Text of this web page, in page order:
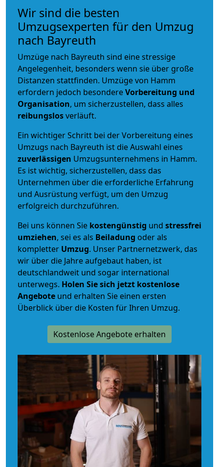
Wir sind die besten
Umzugsexperten für den Umzug
nach Bayreuth
Umzüge nach Bayreuth sind eine stressige
Angelegenheit, besonders wenn sie über große
Distanzen stattfinden. Umzüge von Hamm
erfordern jedoch besondereVorbereitung und
Organisation, um sicherzustellen, dass alles
reibungslosverläuft.
Ein wichtiger Schritt bei der Vorbereitung eines
Umzugs nach Bayreuth ist die Auswahl eines
zuverlässigen Umzugsunternehmens in Hamm.
Es ist wichtig, sicherzustellen, dass das
Unternehmen über die erforderliche Erfahrung
und Ausrüstung verfügt, um den Umzug
erfolgreich durchzuführen.
Bei uns können Sie kostengünstig und stressfrei
umziehen, sei es als Beiladung oder als
kompletter Umzug. Unser Partnernetzwerk, das
wir über die Jahre aufgebaut haben, ist
deutschlandweit und sogar international
unterwegs. Holen Sie sich jetzt kostenlose
Angebote und erhalten Sie einen ersten
Überblick über die Kosten für Ihren Umzug.
Kostenlose Angebote erhalten